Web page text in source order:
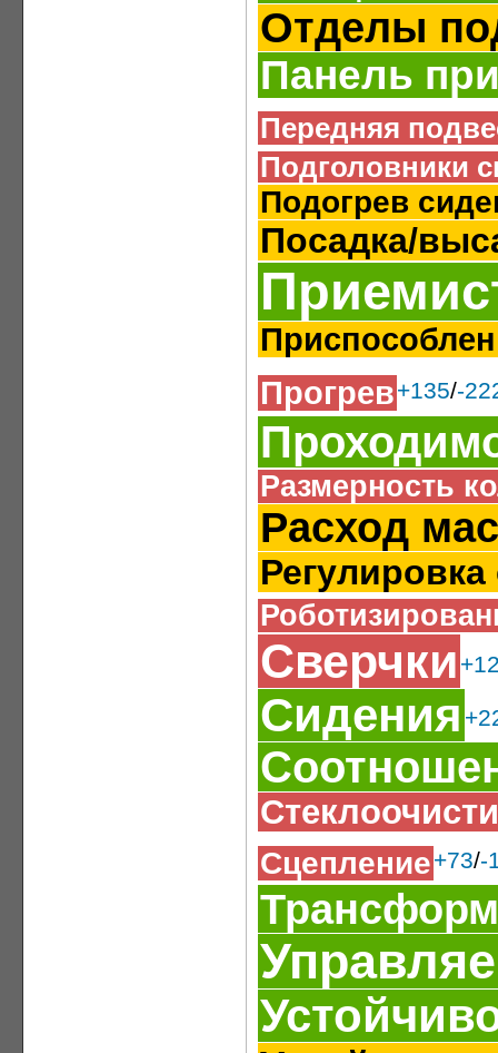
Отделы
Панель
Передняя
Подголовники
Подогрев
Посадка/
Прогрев+135/-
Размерность
Расход
Сверчки
Сидения
Сцепление+73/-